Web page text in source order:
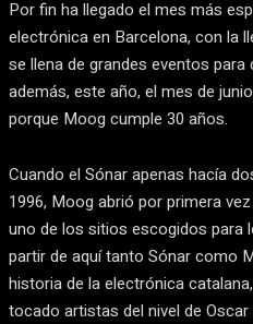
Por fin ha llegado el mes más
electrónica en Barcelona, con la
se llena de grandes eventos
además, este año, el mes de
porque Moog cumple 30 años.
Cuando el Sónar apenas hacía
1996, Moog abrió por primera
uno de los sitios escogidos para
partir de aquí tanto Sónar como
historia de la electrónica
tocado artistas del nivel de